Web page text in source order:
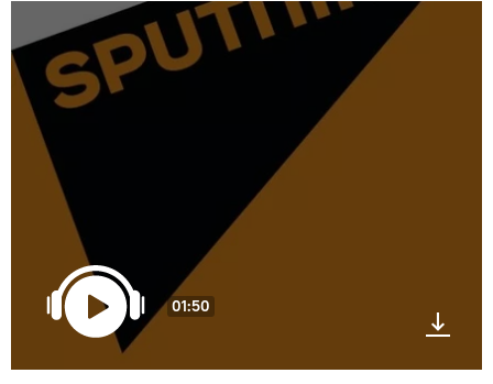
01:50